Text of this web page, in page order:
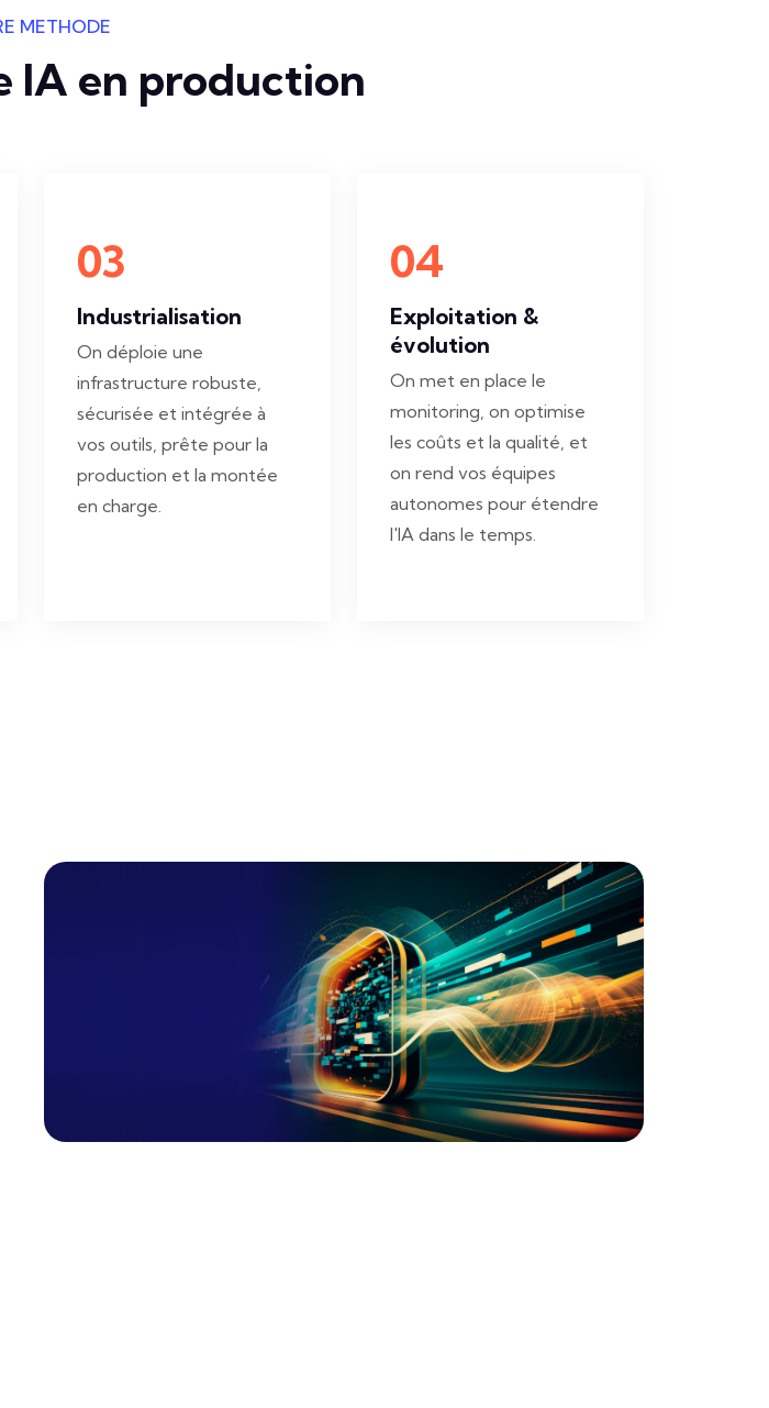
MÉTHODE
IA en production
03
Industrialisation
On déploie une
infrastructure robuste,
sécurisée et intégrée à
vos outils, prête pour la
production et la montée
en charge.
04
Exploitation &
évolution
On met en place le
monitoring, on optimise
les coûts et la qualité, et
on rend vos équipes
autonomes pour étendre
l'IA dans le temps.